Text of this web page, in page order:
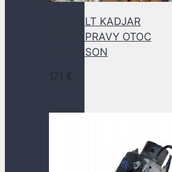
RENAULT KADJAR
1.2TCE PRAVY OTOC
MCPERSON
171 €